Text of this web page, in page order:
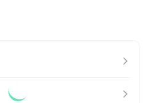
услугу